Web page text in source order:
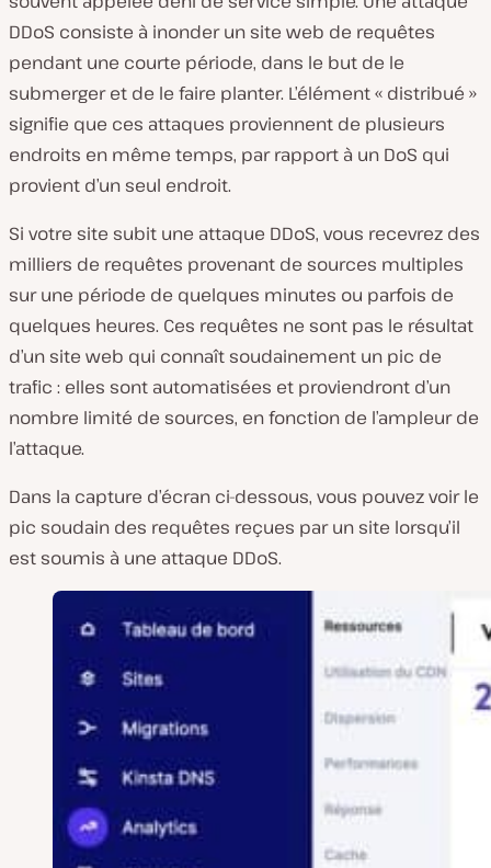
DDoS consiste à inonder un site web de requêtes
pendant une courte période, dans le but de le
submerger et de le faire planter. L’élément « distribué »
signifie que ces attaques proviennent de plusieurs
endroits en même temps, par rapport à un DoS qui
provient d’un seul endroit.
Si votre site subit une attaque DDoS, vous recevrez des
milliers de requêtes provenant de sources multiples
sur une période de quelques minutes ou parfois de
quelques heures. Ces requêtes ne sont pas le résultat
d’un site web qui connaît soudainement un pic de
trafic : elles sont automatisées et proviendront d’un
nombre limité de sources, en fonction de l’ampleur de
l’attaque.
Dans la capture d’écran ci-dessous, vous pouvez voir le
pic soudain des requêtes reçues par un site lorsqu’il
est soumis à une attaque DDoS.